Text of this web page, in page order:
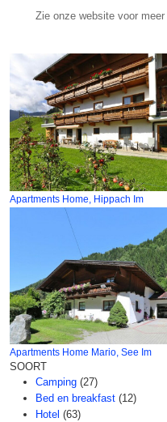
Zie onze website voor
Apartments Home, Hippach Im
Apartments Home Mario, See Im
SOORT
Camping (27)
Bed en breakfast (12)
Hotel (63)